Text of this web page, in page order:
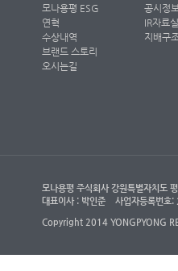
모나용평 ESG
연혁
수상내역
브랜드 스토리
오시는길
공시정보
IR자료실
지배구조
모나용평 주식회사 강원특별자치
대표이사 : 박인준
사업자등록번호
Copyright 2014 YONGPYONG